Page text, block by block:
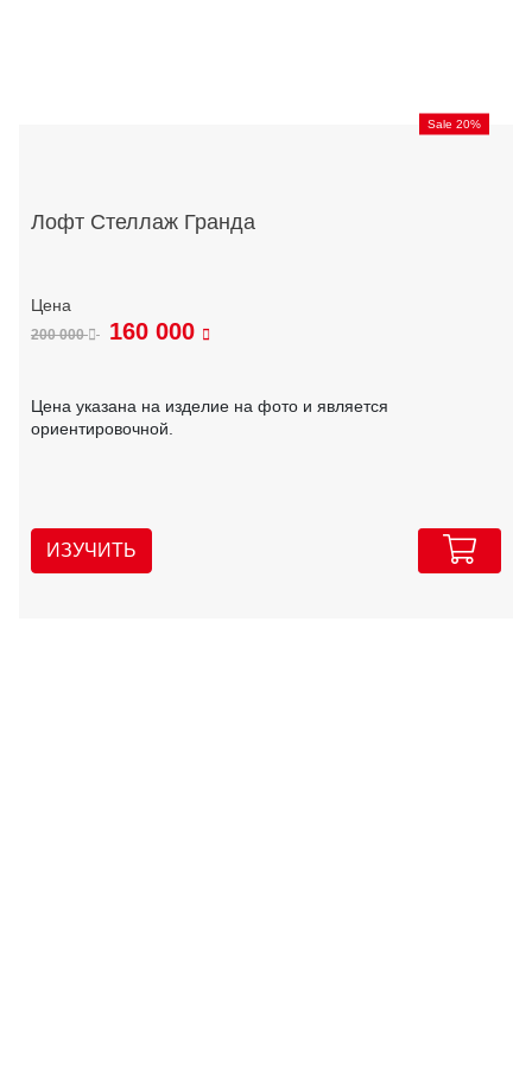
Sale 20%
Лофт Стеллаж Гранда
200 000 160 000
Цена указана на изделие на фото и является
ориентировочной.
ИЗУЧИТЬ